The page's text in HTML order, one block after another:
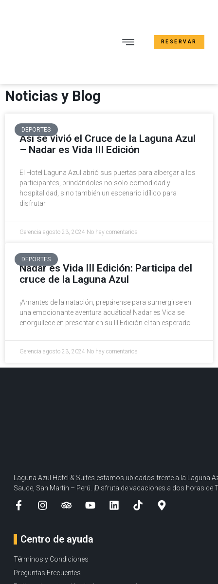
RESERVAR
Noticias y Blog
DEPORTES
Así se vivió el Cruce de la Laguna Azul
– Nadar es Vida III Edición
El Hotel Laguna Azul abrió sus puertas para albergar a los
participantes, brindándoles no solo comodidad y
hospitalidad, sino también un escenario idílico para
disfrutar
Gerencia agosto 23, 2024 No hay comentarios
DEPORTES
Nadar es Vida III Edición: Participa del
cruce de la Laguna Azul
¡Amantes de la natación, prepárense para sumergirse en
una emocionante aventura acuática! Nadar es Vida se
enorgullece en presentar en su III Edición el tan esperado
Gerencia agosto 23, 2024 No hay comentarios
Laguna Azul Hotel & Suites estamos ubicados frente a la Laguna
Sauce, San Martín – Perú. ¡Disfruta de vacaciones a dos horas de
Centro de ayuda
Términos y Condiciones
Preguntas Frecuentes